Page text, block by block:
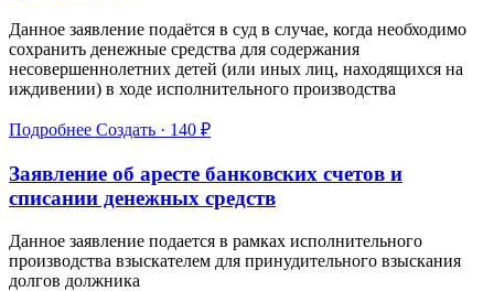
Данное заявление подаётся в суд в случае, когда необходимо
сохранить денежные средства для содержания
несовершеннолетних детей (или иных лиц, находящихся на
иждивении) в ходе исполнительного производства
Подробнее Создать · 140 ₽
Заявление об аресте банковских счетов и
списании денежных средств
Данное заявление подается в рамках исполнительного
производства взыскателем для принудительного взыскания
долгов должника